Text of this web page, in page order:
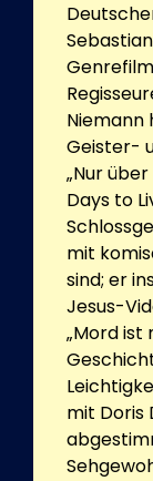
Niemann
Geister-
„Nur
Days to
mit
sind; er
Jesus-
„Mord ist
mit Doris